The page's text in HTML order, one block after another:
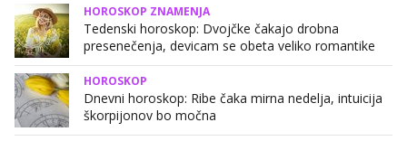
HOROSKOP ZNAMENJA
Tedenski horoskop: Dvojčke čakajo drobna
presenečenja, devicam se obeta veliko romantike
HOROSKOP
Dnevni horoskop: Ribe čaka mirna nedelja, intuicija
škorpijonov bo močna